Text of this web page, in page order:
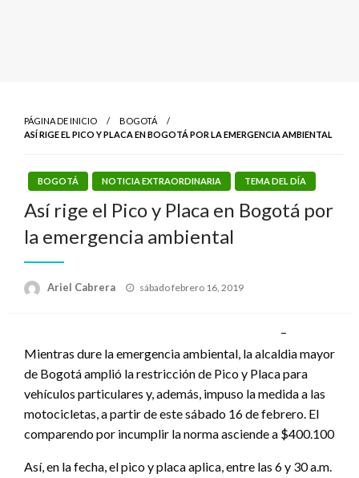
PÁGINA DE INICIO
BOGOTÁ
ASÍ RIGE EL PICO Y PLACA EN BOGOTÁ POR LA EMERGENCIA AMBIENTAL
BOGOTÁ NOTICIA EXTRAORDINARIA TEMA DEL DÍA
Así rige el Pico y Placa en Bogotá por
la emergencia ambiental
Ariel Cabrera
Publicado
sábado febrero 16, 2019
–
Mientras dure la emergencia ambiental, la alcaldia mayor
de Bogotá amplió la restricción de Pico y Placa para
vehículos particulares y, además, impuso la medida a las
motocicletas, a partir de este sábado 16 de febrero. El
comparendo por incumplir la norma asciende a $400.100
Así, en la fecha, el pico y placa aplica, entre las 6 y 30 a.m.